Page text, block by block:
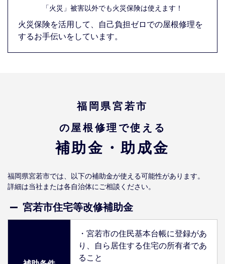
「火災」被害以外でも火災保険は使えます！
火災保険を活用して、自己負担ゼロでの屋根修理を
するお手伝いをしています。
福岡県宮若市
の屋根修理で使える
補助金・助成金
福岡県宮若市では、以下の補助金が使える可能性があります。
詳細は当社または各自治体にご相談ください。
宮若市住宅等改修補助金
・宮若市の住民基本台帳に登録があ
り、自ら居住する住宅の所有者であ
ること